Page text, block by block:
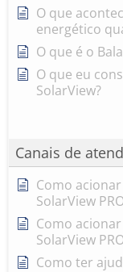
O que
energético
O que é o
O que eu
SolarView?
Canais de
Como
SolarView
Como
SolarView
Como ter